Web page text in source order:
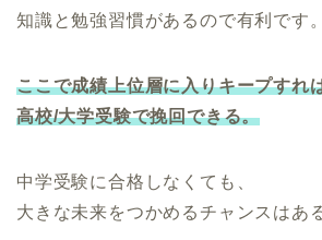
知識と勉強習慣があるので有利です。
ここで成績上位層に入りキープすれ
高校/大学受験で挽回できる。
中学受験に合格しなくても、
大きな未来をつかめるチャンスはあ